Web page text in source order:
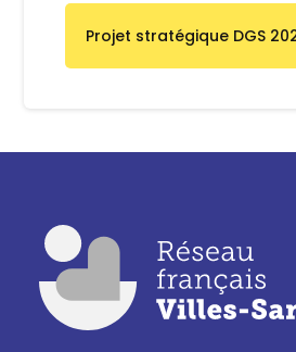
Projet stratégique DGS